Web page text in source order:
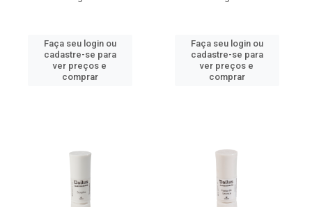
Faça seu login ou
cadastre-se para
ver preços e
comprar
Faça seu login ou
cadastre-se para
ver preços e
comprar